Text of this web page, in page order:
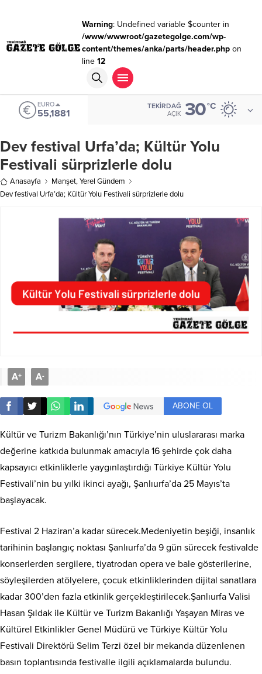
Warning: Undefined variable $counter in
/www/wwwroot/gazetegolge.com/wp-
content/themes/anka/parts/header.phpon
line 12
EURO
55,1881
TEKIRDAĞ
AÇIK 30°C
Dev festival Urfa’da; Kültür Yolu
Festivali sürprizlerle dolu
Anasayfa Manşet,Yerel Gündem
Dev festival Urfa’da; Kültür Yolu Festivali sürprizlerle dolu
A+ A-
ABONE OL
Kültür ve Turizm Bakanlığı’nın Türkiye’nin uluslararası marka
değerine katkıda bulunmak amacıyla 16 şehirde çok daha
kapsayıcı etkinliklerle yaygınlaştırdığı Türkiye Kültür Yolu
Festivali’nin bu yılki ikinci ayağı, Şanlıurfa’da 25 Mayıs’ta
başlayacak.
Festival 2 Haziran’a kadar sürecek.Medeniyetin beşiği, insanlık
tarihinin başlangıç noktası Şanlıurfa’da 9 gün sürecek festivalde
konserlerden sergilere, tiyatrodan opera ve bale gösterilerine,
söyleşilerden atölyelere, çocuk etkinliklerinden dijital sanatlara
kadar 300’den fazla etkinlik gerçekleştirilecek.Şanlıurfa Valisi
Hasan Şıldak ile Kültür ve Turizm Bakanlığı Yaşayan Miras ve
Kültürel Etkinlikler Genel Müdürü ve Türkiye Kültür Yolu
Festivali Direktörü Selim Terzi özel bir mekanda düzenlenen
basın toplantısında festivalle ilgili açıklamalarda bulundu.